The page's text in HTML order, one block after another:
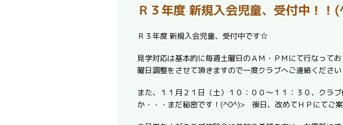
Ｒ３年度 新規入会児童、受付中！
Ｒ３年度 新規入会児童、受付中です☆
見学対応は基本的に毎週土曜日のＡＭ・ＰＭにて行なって
曜日調整をさせて頂きますので一度クラブへご連絡くださ
また、１１月２１日（土）１０：００～１１：３０、ク
か・・・まだ秘密です！(^0^)> 後日、改めてＨＰにてご案